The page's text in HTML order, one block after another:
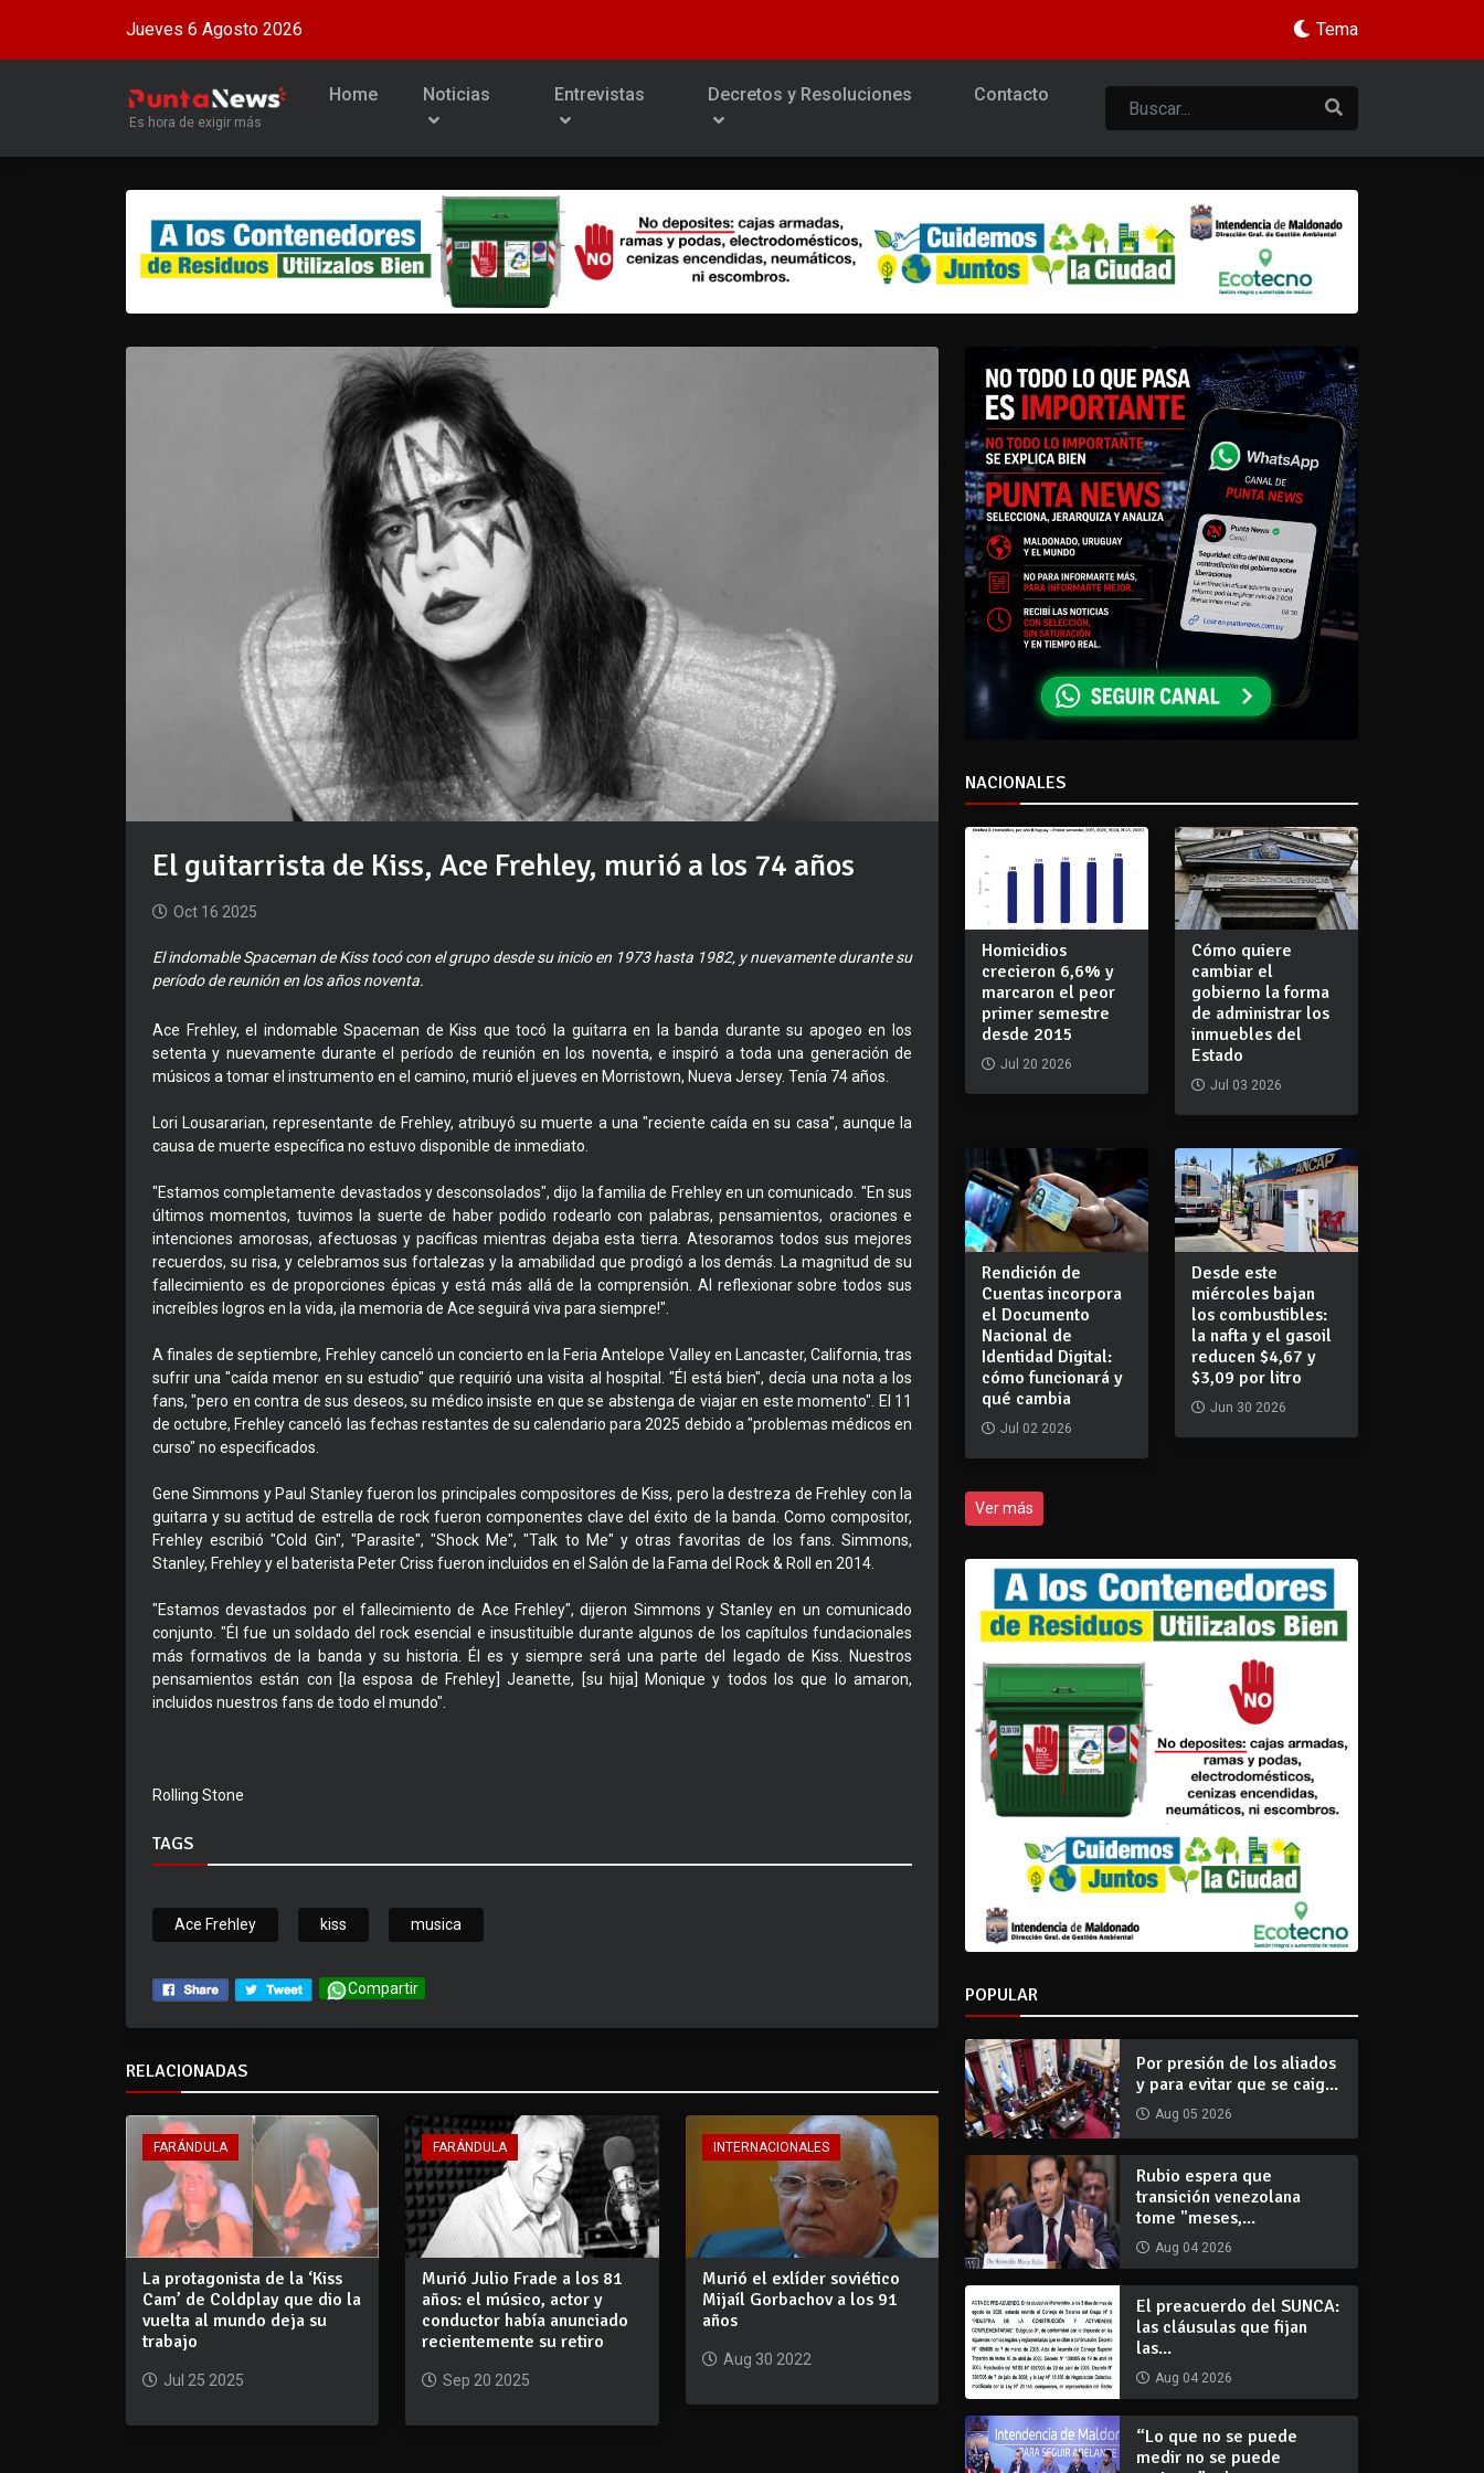
Jueves 6 Agosto 2026 Tema
Es hora de exigir más
Home Noticias Entrevistas Decretos y Resoluciones Contacto
El guitarrista de Kiss, Ace Frehley, murió a los 74 años
Oct 16 2025
El indomable Spaceman de Kiss tocó con el grupo desde su inicio en 1973 hasta 1982, y nuevamente durante su
período de reunión en los años noventa.
Ace Frehley, el indomable Spaceman de Kiss que tocó la guitarra en la banda durante su apogeo en los
setenta y nuevamente durante el período de reunión en los noventa, e inspiró a toda una generación de
músicos a tomar el instrumento en el camino, murió el jueves en Morristown, Nueva Jersey. Tenía 74 años.
Lori Lousararian, representante de Frehley, atribuyó su muerte a una "reciente caída en su casa", aunque la
causa de muerte específica no estuvo disponible de inmediato.
"Estamos completamente devastados y desconsolados", dijo la familia de Frehley en un comunicado. "En sus
últimos momentos, tuvimos la suerte de haber podido rodearlo con palabras, pensamientos, oraciones e
intenciones amorosas, afectuosas y pacíficas mientras dejaba esta tierra. Atesoramos todos sus mejores
recuerdos, su risa, y celebramos sus fortalezas y la amabilidad que prodigó a los demás. La magnitud de su
fallecimiento es de proporciones épicas y está más allá de la comprensión. Al reflexionar sobre todos sus
increíbles logros en la vida, ¡la memoria de Ace seguirá viva para siempre!".
A finales de septiembre, Frehley canceló un concierto en la Feria Antelope Valley en Lancaster, California, tras
sufrir una "caída menor en su estudio" que requirió una visita al hospital. "Él está bien", decía una nota a los
fans, "pero en contra de sus deseos, su médico insiste en que se abstenga de viajar en este momento". El 11
de octubre, Frehley canceló las fechas restantes de su calendario para 2025 debido a "problemas médicos en
curso" no especificados.
Gene Simmons y Paul Stanley fueron los principales compositores de Kiss, pero la destreza de Frehley con la
guitarra y su actitud de estrella de rock fueron componentes clave del éxito de la banda. Como compositor,
Frehley escribió "Cold Gin", "Parasite", "Shock Me", "Talk to Me" y otras favoritas de los fans. Simmons,
Stanley, Frehley y el baterista Peter Criss fueron incluidos en el Salón de la Fama del Rock & Roll en 2014.
"Estamos devastados por el fallecimiento de Ace Frehley", dijeron Simmons y Stanley en un comunicado
conjunto. "Él fue un soldado del rock esencial e insustituible durante algunos de los capítulos fundacionales
más formativos de la banda y su historia. Él es y siempre será una parte del legado de Kiss. Nuestros
pensamientos están con [la esposa de Frehley] Jeanette, [su hija] Monique y todos los que lo amaron,
incluidos nuestros fans de todo el mundo".
Rolling Stone
TAGS
Ace Frehley kiss musica
Compartir
RELACIONADAS
FARÁNDULA
La protagonista de la ‘Kiss
Cam’ de Coldplay que dio la
vuelta al mundo deja su
trabajo
Jul 25 2025
FARÁNDULA
Murió Julio Frade a los 81
años: el músico, actor y
conductor había anunciado
recientemente su retiro
Sep 20 2025
INTERNACIONALES
Murió el exlíder soviético
Mijaíl Gorbachov a los 91
años
Aug 30 2022
NACIONALES
Homicidios
crecieron 6,6% y
marcaron el peor
primer semestre
desde 2015
Jul 20 2026
Cómo quiere
cambiar el
gobierno la forma
de administrar los
inmuebles del
Estado
Jul 03 2026
Rendición de
Cuentas incorpora
el Documento
Nacional de
Identidad Digital:
cómo funcionará y
qué cambia
Jul 02 2026
Desde este
miércoles bajan
los combustibles:
la nafta y el gasoil
reducen $4,67 y
$3,09 por litro
Jun 30 2026
Ver más
POPULAR
Por presión de los aliados
y para evitar que se caig...
Aug 05 2026
Rubio espera que
transición venezolana
tome "meses,...
Aug 04 2026
El preacuerdo del SUNCA:
las cláusulas que fijan
las...
Aug 04 2026
“Lo que no se puede
medir no se puede